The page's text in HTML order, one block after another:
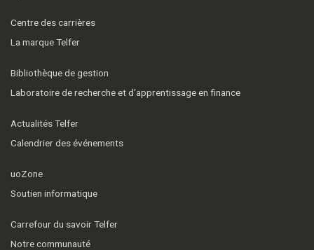
Centre des carrières
La marque Telfer
Bibliothèque de gestion
Laboratoire de recherche et d’apprentissage en finance
Actualités Telfer
Calendrier des événements
uoZone
Soutien informatique
Carrefour du savoir Telfer
Notre communauté